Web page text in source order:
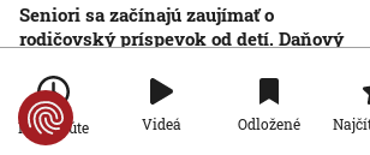
Seniori sa začínajú zaujímať o
rodičovský príspevok od detí. Daňový
informácie nedajú
5. 8. 2026, 19:08:24
Po minúte Videá Odložené